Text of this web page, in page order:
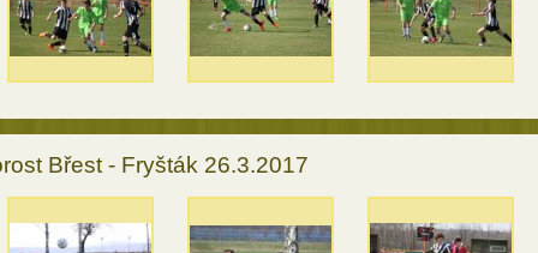
Břest - Fryšták 26.3.2017